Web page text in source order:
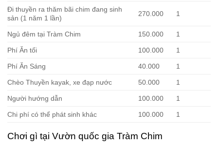
Đi thuyền ra thăm bãi chim đang sinh
sản (1 năm 1 lần)
270.000 1
Ngủ đêm tại Tràm Chim 150.000 1
Phí Ăn tối 100.000 1
Phí Ăn Sáng 40.000 1
Chèo Thuyền kayak, xe đạp nước 50.000 1
Người hướng dẫn 100.000 1
Chi phí có thể phát sinh khác 100.000 1
Chơi gì tại Vườn quốc gia Tràm Chim